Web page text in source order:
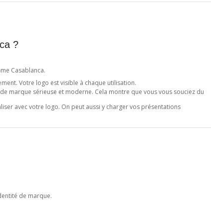
?
Casablanca.
Votre logo est visible à chaque utilisation.
marque sérieuse et moderne. Cela montre que vous vous souciez du
avec votre logo. On peut aussi y charger vos présentations
de marque.